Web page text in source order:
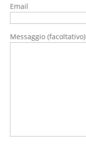
Email
Messaggio (facoltativo)